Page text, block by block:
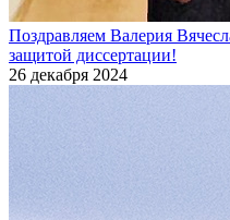
Поздравляем Валерия
защитой диссертации!
26 декабря 2024